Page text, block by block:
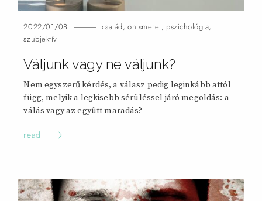
2022/01/08 család, önismeret, pszichológia,
szubjektív
Váljunk vagy ne váljunk?
Nem egyszerű kérdés, a válasz pedig leginkább attól
függ, melyik a legkisebb sérüléssel járó megoldás: a
válás vagy az együtt maradás?
read